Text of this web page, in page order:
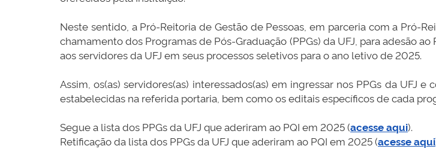
Neste sentido, a Pró-Reitoria de Gestão de Pessoas, em parceria com a Pró-
chamamento dos Programas de Pós-Graduação (PPGs) da UFJ, para adesão
aos servidores da UFJ em seus processos seletivos para o ano letivo de 2025.
Assim, os(as) servidores(as) interessados(as) em ingressar nos PPGs da UFJ
estabelecidas na referida portaria, bem como os editais específicos de cada
Segue a lista dos PPGs da UFJ que aderiram ao PQI em 2025 (acesse aqui).
Retificação da lista dos PPGs da UFJ que aderiram ao PQI em 2025 (acesse aqui